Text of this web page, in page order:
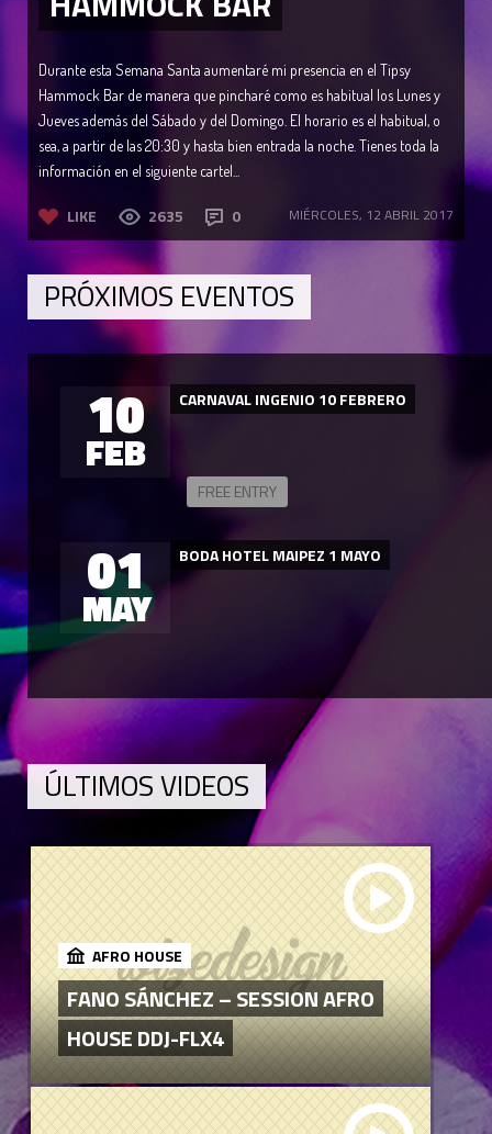
Durante esta Semana Santa aumentaré mi presencia en el Tipsy
Hammock Bar de manera que pincharé como es habitual los Lunes y
Jueves además del Sábado y del Domingo. El horario es el habitual, o
sea, a partir de las 20:30 y hasta bien entrada la noche. Tienes toda la
información en el siguiente cartel...
LIKE 2635 0 MIÉRCOLES, 12 ABRIL 2017
PRÓXIMOS EVENTOS
10
FEB
CARNAVAL INGENIO 10 FEBRERO
FREE ENTRY
01
MAY
BODA HOTEL MAIPEZ 1 MAYO
ÚLTIMOS VIDEOS
AFRO HOUSE
FANO SÁNCHEZ – SESSION AFRO
HOUSE DDJ-FLX4